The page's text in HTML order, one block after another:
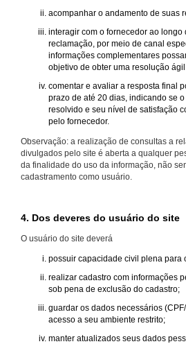
acompanhar o andamento de suas
interagir com o fornecedor ao
reclamação, por meio de canal
informações complementares
objetivo de obter uma resolução
comentar e avaliar a resposta final
prazo de até 20 dias, indicando se
resolvido e seu nível de satisfação
pelo fornecedor.
Observação: a realização de consultas a
divulgados pelo site é aberta a qualquer
da finalidade do uso da informação, não
cadastramento como usuário.
4. Dos deveres do usuário do site
O usuário do site deverá
possuir capacidade civil plena para
realizar cadastro com informações
sob pena de exclusão do cadastro;
guardar os dados necessários
acesso a seu ambiente restrito;
manter atualizados seus dados